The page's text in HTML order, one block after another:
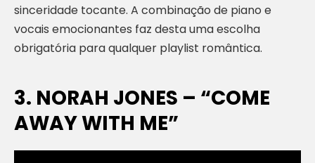
sinceridade tocante. A combinação de piano e
vocais emocionantes faz desta uma escolha
obrigatória para qualquer playlist romântica.
3. NORAH JONES – “COME
AWAY WITH ME”